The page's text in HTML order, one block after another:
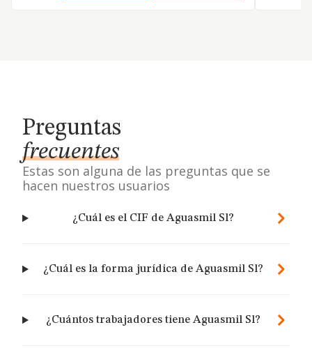
Preguntas
frecuentes
Estas son alguna de las preguntas que se
hacen nuestros usuarios
¿Cuál es el CIF de Aguasmil Sl?
¿Cuál es la forma jurídica de Aguasmil Sl?
¿Cuántos trabajadores tiene Aguasmil Sl?